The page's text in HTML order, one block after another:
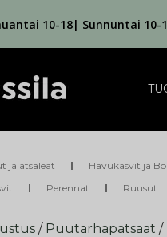
10-18| Sunnuntai 10-
ja atsaleat Havukasvit ja
Perennat Ruusut
/ Puutarhapatsaat /